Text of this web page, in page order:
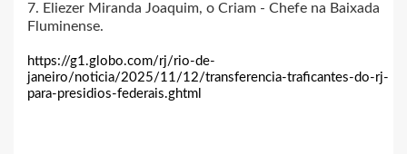
7. Eliezer Miranda Joaquim, o Criam - Chefe na Baixada
Fluminense.
https://g1.globo.com/rj/rio-de-
janeiro/noticia/2025/11/12/transferencia-traficantes-do-rj-
para-presidios-federais.ghtml